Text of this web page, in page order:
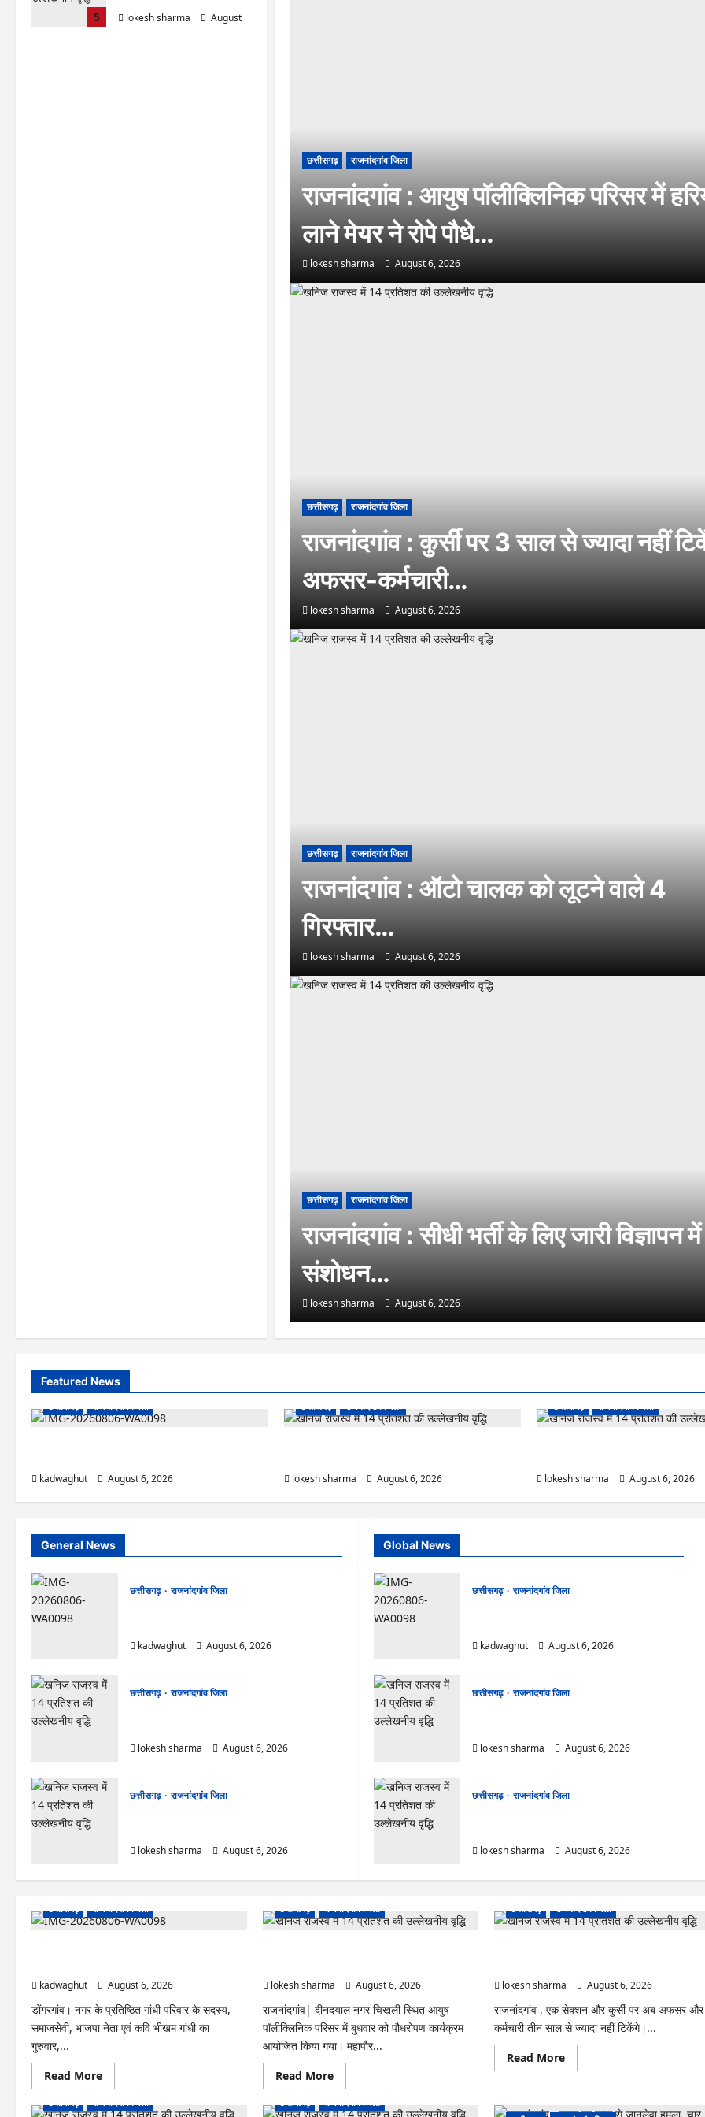
5
lokesh sharma
August
छत्तीसगढ़ राजनांदगांव जिला
राजनांदगांव : आयुष पॉलीक्लिनिक परिसर में
लाने मेयर ने रोपे पौधे…
lokesh sharma August 6, 2026
छत्तीसगढ़ राजनांदगांव जिला
राजनांदगांव : कुर्सी पर 3 साल से ज्यादा नहीं
अफसर-कर्मचारी…
lokesh sharma August 6, 2026
छत्तीसगढ़ राजनांदगांव जिला
राजनांदगांव : ऑटो चालक को लूटने वाले 4
गिरफ्तार…
lokesh sharma August 6, 2026
छत्तीसगढ़ राजनांदगांव जिला
राजनांदगांव : सीधी भर्ती के लिए जारी विज्ञापन में
संशोधन…
lokesh sharma August 6, 2026
Featured News
छत्तीसगढ़
राजनांदगांव जिला
kadwaghut
August 6, 2026
छत्तीसगढ़ राजनांदगांव जिला
lokesh sharma
August 6, 2026
छत्तीसगढ़ राजनांदगांव जिला
lokesh sharma
August 6, 2026
General News
छत्तीसगढ़
राजनांदगांव जिला
kadwaghut
August 6, 2026
छत्तीसगढ़
राजनांदगांव जिला
lokesh sharma
August 6, 2026
छत्तीसगढ़
राजनांदगांव जिला
lokesh sharma
August 6, 2026
Global News
छत्तीसगढ़
राजनांदगांव जिला
kadwaghut
August 6, 2026
छत्तीसगढ़
राजनांदगांव जिला
lokesh sharma
August 6, 2026
छत्तीसगढ़
राजनांदगांव जिला
lokesh sharma
August 6, 2026
छत्तीसगढ़ राजनांदगांव जिला
kadwaghut
August 6, 2026
डोंगरगांव। नगर के प्रतिष्ठित गांधी परिवार के सदस्य,
समाजसेवी, भाजपा नेता एवं कवि भीखम गांधी का
गुरुवार,...
Read MoreRead
more
Rajnandgaon
छत्तीसगढ़ राजनांदगांव जिला
lokesh sharma
August 6, 2026
राजनांदगांव| दीनदयाल नगर चिखली स्थित आयुष
पॉलीक्लिनिक परिसर में बुधवार को पौधरोपण कार्यक्रम
आयोजित किया गया। महापौर...
Read MoreRead
more
राजनांदगांव
छत्तीसगढ़ राजनांदगांव जिला
lokesh sharma
August 6, 2026
राजनांदगांव , एक सेक्शन और कुर्सी पर अब अफसर और
कर्मचारी तीन साल से ज्यादा नहीं टिकेंगे।...
Read MoreRead
more
कुर्सी
छत्तीसगढ़ राजनांदगांव जिला छत्तीसगढ़
राजनांदगांव जिला